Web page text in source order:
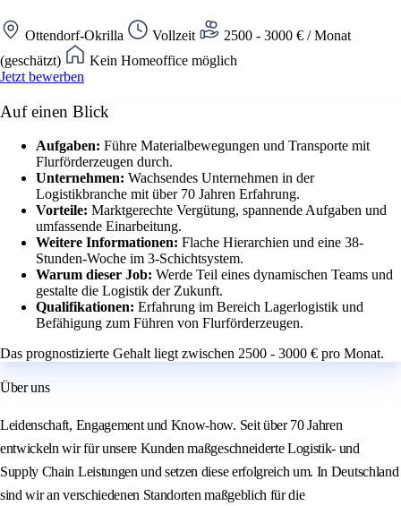
Ottendorf-Okrilla Vollzeit
2500 - 3000 € / Monat
(geschätzt)
Kein Homeoffice möglich
Jetzt bewerben
Auf einen Blick
Aufgaben: Führe Materialbewegungen und Transporte mit
Flurförderzeugen durch.
Unternehmen: Wachsendes Unternehmen in der
Logistikbranche mit über 70 Jahren Erfahrung.
Vorteile: Marktgerechte Vergütung, spannende Aufgaben und
umfassende Einarbeitung.
Weitere Informationen: Flache Hierarchien und eine 38-
Stunden-Woche im 3-Schichtsystem.
Warum dieser Job: Werde Teil eines dynamischen Teams und
gestalte die Logistik der Zukunft.
Qualifikationen: Erfahrung im Bereich Lagerlogistik und
Befähigung zum Führen von Flurförderzeugen.
Das prognostizierte Gehalt liegt zwischen 2500 - 3000 € pro Monat.
Über uns
Leidenschaft, Engagement und Know-how. Seit über 70 Jahren
entwickeln wir für unsere Kunden maßgeschneiderte Logistik- und
Supply Chain Leistungen und setzen diese erfolgreich um. In Deutschland
sind wir an verschiedenen Standorten maßgeblich für die